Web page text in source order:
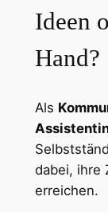
Ideen
Hand?
Als
dabei, ihre
erreichen.